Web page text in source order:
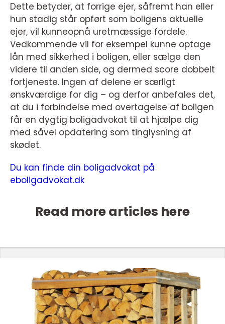
Dette betyder, at forrige ejer, såfremt han eller
hun stadig står opført som boligens aktuelle
ejer, vil kunneopnå uretmæssige fordele.
Vedkommende vil for eksempel kunne optage
lån med sikkerhed i boligen, eller sælge den
videre til anden side, og dermed score dobbelt
fortjeneste. Ingen af delene er særligt
ønskværdige for dig – og derfor anbefales det,
at du i forbindelse med overtagelse af boligen
får en dygtig boligadvokat til at hjælpe dig
med såvel opdatering som tinglysning af
skødet.
Du kan finde din boligadvokat på
eboligadvokat.dk
Read more articles here